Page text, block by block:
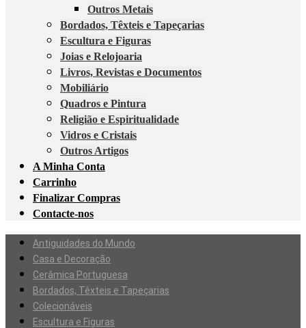
Outros Metais
Bordados, Têxteis e Tapeçarias
Escultura e Figuras
Joias e Relojoaria
Livros, Revistas e Documentos
Mobiliário
Quadros e Pintura
Religião e Espiritualidade
Vidros e Cristais
Outros Artigos
A Minha Conta
Carrinho
Finalizar Compras
Contacte-nos
Antiguidades do Mundo
Casa e Decoração
Cerâmica Portuguesa
Bordados, Têxteis e Tapeçarias
Colecionáveis
Escultura e Figuras